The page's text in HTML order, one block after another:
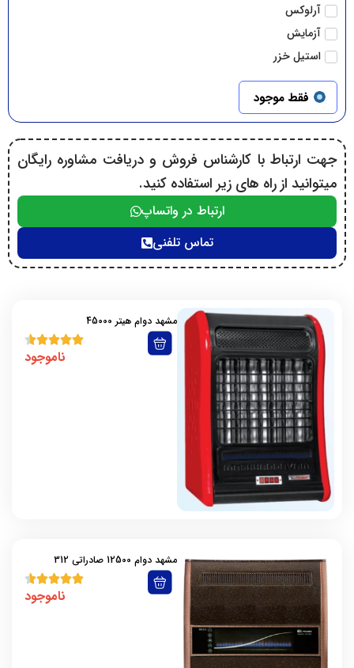
آرلوکس
آزمایش
استیل خزر
امید
انرژی
ایران شرق
برفاب
بکولوس
پلار
توربو
توربو گلد
جبال
جنرال
جهان افروز
جهان پارس
سایوا گستر
سپهر الکتریک
سنگرکار
شارق توس
فیروزه
کانی بل
کاوه کویر
کوپال
گرمان گاز
فقط موجود
جهت ارتباط با کارشناس فروش و دریافت مشاوره رایگان
میتوانید از راه های زیر استفاده کنید.
ارتباط در واتساپ
تماس تلفنی
مشهد دوام هیتر 45000
ناموجود
مشهد دوام 12500 صادراتی 312
ناموجود